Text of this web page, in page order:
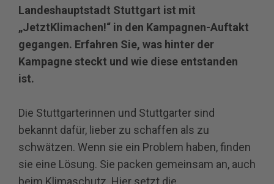
Landeshauptstadt Stuttgart ist mit
„JetztKlimachen!“ in den Kampagnen-Auftakt
gegangen. Erfahren Sie, was hinter der
Kampagne steckt und wie diese entstanden
ist.
Die Stuttgarterinnen und Stuttgarter sind
bekannt dafür, lieber zu schaffen als zu
schwätzen. Wenn sie ein Problem haben, finden
sie eine Lösung. Sie packen gemeinsam an, auch
beim Klimaschutz. Hier setzt die